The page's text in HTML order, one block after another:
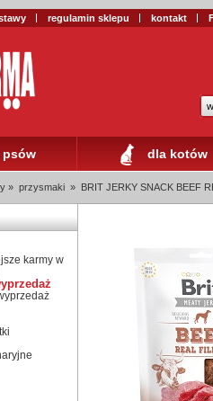
regulamin sklepu kontakt
psów dla kotów
» przysmaki » BRIT JERKY SNACK BEEF
karmy w